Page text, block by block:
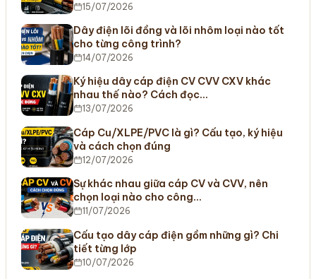
15/07/2026
Dây điện lõi đồng và lõi nhôm loại nào tốt
cho từng công trình?
14/07/2026
Ký hiệu dây cáp điện CV CVV CXV khác
nhau thế nào? Cách đọc…
13/07/2026
Cáp Cu/XLPE/PVC là gì? Cấu tạo, ký hiệu
và cách chọn đúng
12/07/2026
Sự khác nhau giữa cáp CV và CVV, nên
chọn loại nào cho công…
11/07/2026
Cấu tạo dây cáp điện gồm những gì? Chi
tiết từng lớp
10/07/2026